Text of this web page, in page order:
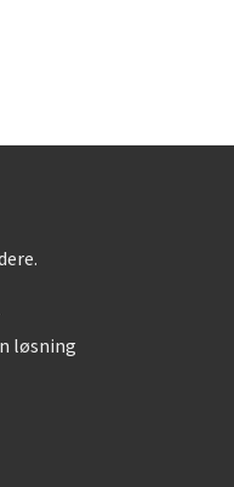
løsning